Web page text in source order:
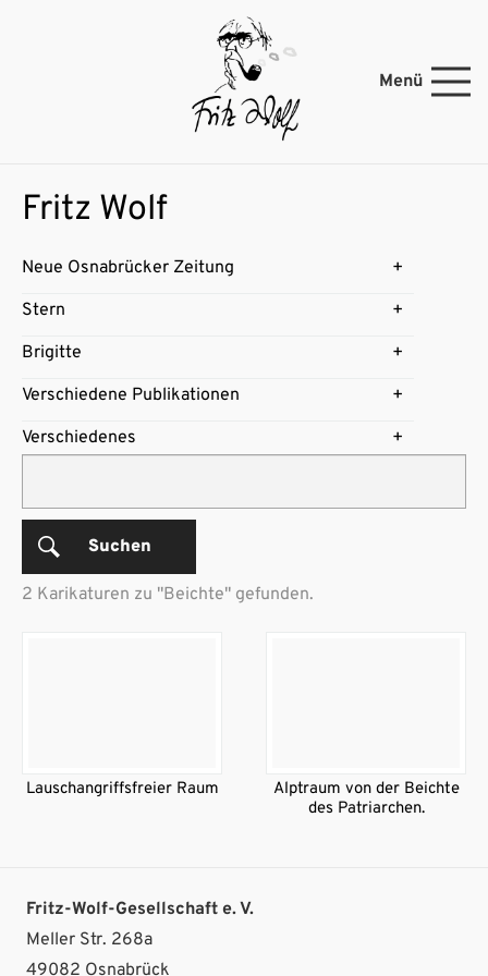
Menü
Fritz Wolf
Neue Osnabrücker Zeitung
Stern
Brigitte
Verschiedene Publikationen
Verschiedenes
Suchen
2 Karikaturen zu "Beichte" gefunden.
Lauschangriffsfreier Raum
Alptraum von der Beichte
des Patriarchen.
Fritz-Wolf-Gesellschaft e. V.
Meller Str. 268a
49082 Osnabrück